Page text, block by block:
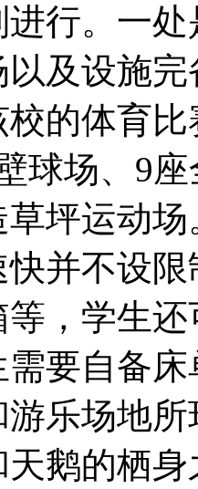
行。一
及设施
的体育
球场、9
坪运动
并不设
，学生
要自备
乐场地
鹅的栖